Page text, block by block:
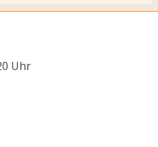
Uhr